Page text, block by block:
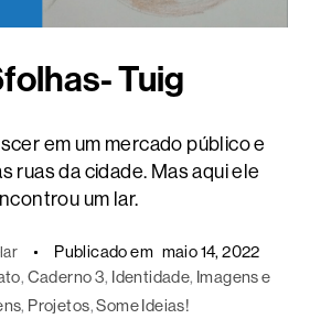
Tuig
em um mercado público e
ruas da cidade. Mas aqui ele
um lar.
Publicado em maio 14, 2022
, Caderno 3, Identidade, Imagens e
, Projetos, Some Ideias!